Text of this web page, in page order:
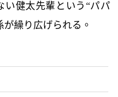
い健太先輩という“パパ
繰り広げられる。